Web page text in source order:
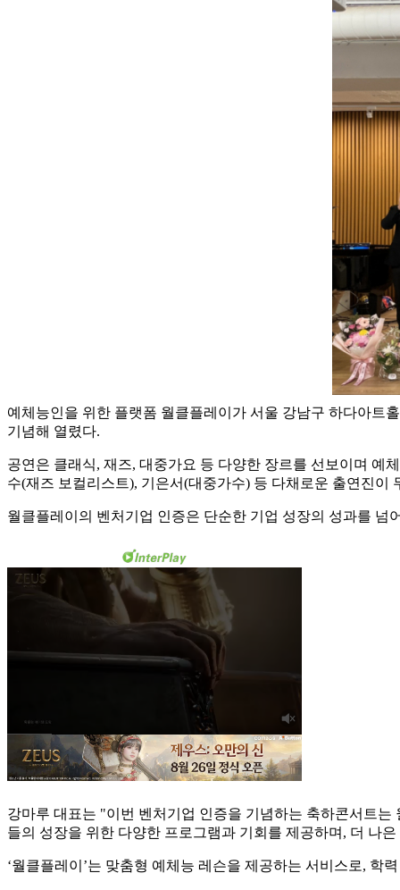
예체능인을 위한 플랫폼 월클플레이가 서울 강남구 하다아트
기념해 열렸다.
공연은 클래식, 재즈, 대중가요 등 다양한 장르를 선보이며 예
수(재즈 보컬리스트), 기은서(대중가수) 등 다채로운 출연진
월클플레이의 벤처기업 인증은 단순한 기업 성장의 성과를
강마루 대표는 "이번 벤처기업 인증을 기념하는 축하콘서트
들의 성장을 위한 다양한 프로그램과 기회를 제공하며, 더 나
‘월클플레이’는 맞춤형 예체능 레슨을 제공하는 서비스로,